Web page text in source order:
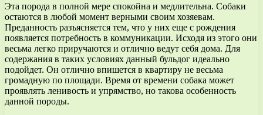
Эта порода в полной мере спокойна и медлительна. Собаки
остаются в любой момент верными своим хозяевам.
Преданность разъясняется тем, что у них еще с рождения
появляется потребность в коммуникации. Исходя из этого они
весьма легко приручаются и отлично ведут себя дома. Для
содержания в таких условиях данный бульдог идеально
подойдет. Он отлично впишется в квартиру не весьма
громадную по площади. Время от времени собака может
проявлять ленивость и упрямство, но такова особенность
данной породы.